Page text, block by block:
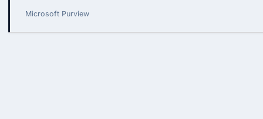
Microsoft Purview